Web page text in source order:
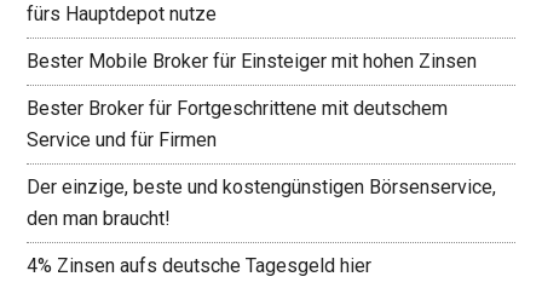
fürs Hauptdepot nutze
Bester Mobile Broker für Einsteiger mit hohen Zinsen
Bester Broker für Fortgeschrittene mit deutschem
Service und für Firmen
Der einzige, beste und kostengünstigen Börsenservice,
den man braucht!
4% Zinsen aufs deutsche Tagesgeld hier